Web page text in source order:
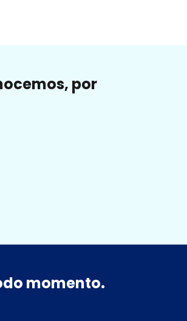
por
momento.